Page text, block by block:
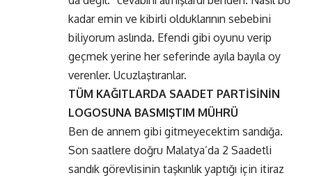
kadar emin ve kibirli olduklarının sebebini
biliyorum aslında. Efendi gibi oyunu verip
geçmek yerine her seferinde ayıla bayıla oy
verenler. Ucuzlaştıranlar.
TÜM KAĞITLARDA SAADET PARTİSİNİN
LOGOSUNA BASMIŞTIM MÜHRÜ
Ben de annem gibi gitmeyecektim sandığa.
Son saatlere doğru Malatya’da 2 Saadetli
sandık görevlisinin taşkınlık yaptığı için itiraz